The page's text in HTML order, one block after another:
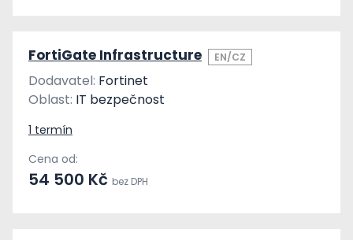
FortiGate Infrastructure EN/CZ
Dodavatel: Fortinet
Oblast: IT bezpečnost
1 termín
Cena od:
54 500 Kč bez DPH